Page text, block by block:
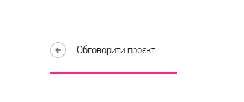
Обговорити проєкт